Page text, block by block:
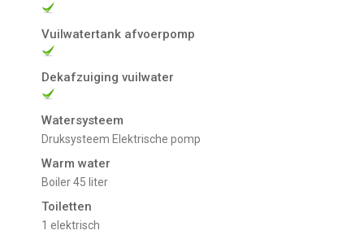
Vuilwatertank afvoerpomp
Dekafzuiging vuilwater
Watersysteem
Druksysteem Elektrische pomp
Warm water
Boiler 45 liter
Toiletten
1 elektrisch